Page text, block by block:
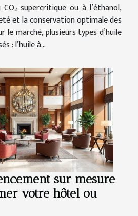
supercritique ou à l’éthanol,
et la conservation optimale des
le marché, plusieurs types d’huile
: l’huile à...
sur mesure
votre hôtel ou